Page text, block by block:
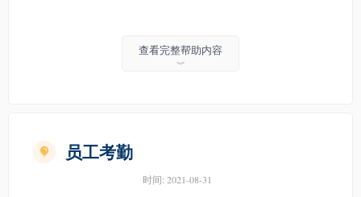
查看完整帮助内容
︾
员工考勤
时间: 2021-08-31